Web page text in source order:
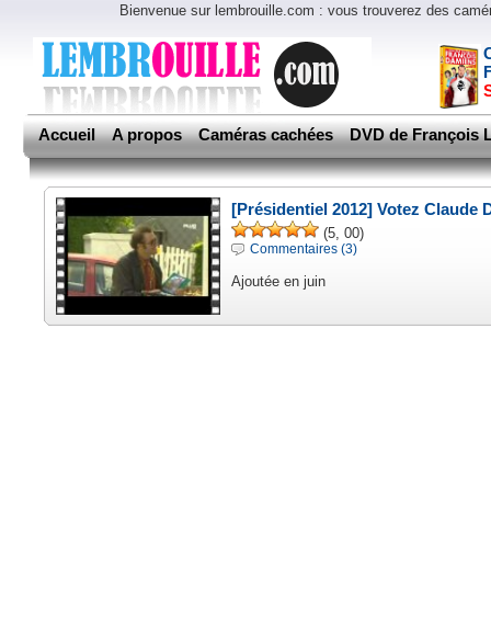
Bienvenue sur lembrouille.com : vous trouverez des
Accueil A propos Caméras cachées DVD de François
[Présidentiel 2012] Votez Claude
(5, 00)
Commentaires (3)
Ajoutée en juin